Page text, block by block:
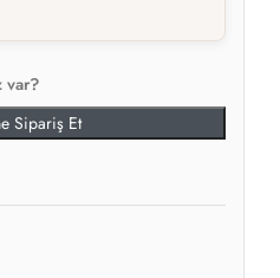
var?
Sipariş Et